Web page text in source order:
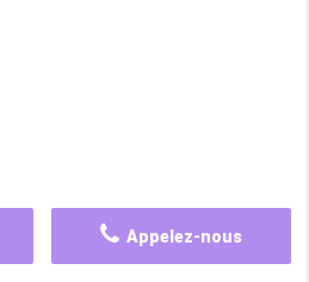
Appelez-nous